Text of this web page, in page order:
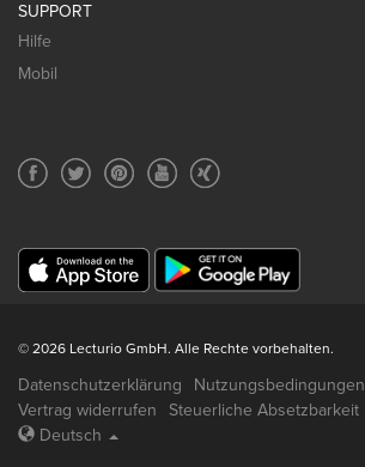
SUPPORT
Hilfe
Mobil
© 2026 Lecturio GmbH. Alle Rechte vorbehalten.
Datenschutzerklärung Nutzungsbedingungen
Vertrag widerrufen
Steuerliche Absetzbarkeit
Deutsch